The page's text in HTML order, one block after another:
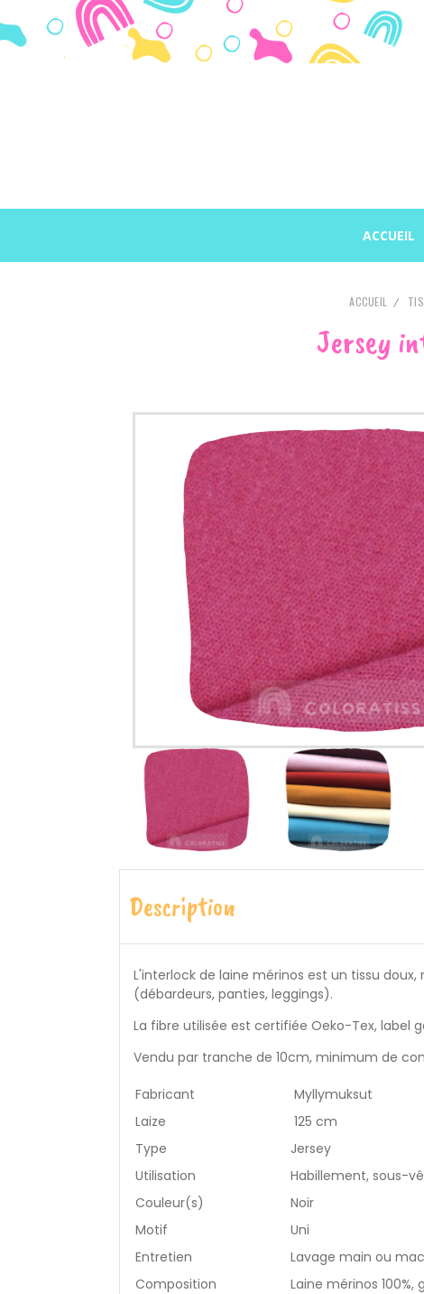
ACCUEIL
ACCUEIL
Jersey
Description
L'interlock de laine mérinos est un tissu
(débardeurs, panties, leggings).
La fibre utilisée est certifiée Oeko-Tex, label
Vendu par tranche de 10cm, minimum de
Fabricant
Myllymuksut
Laize
125 cm
Type
Jersey
Utilisation
Habillement, sous-
Couleur(s)
Noir
Motif
Uni
Entretien
Lavage main ou
Composition
Laine mérinos
Panneau de gestion des cookies